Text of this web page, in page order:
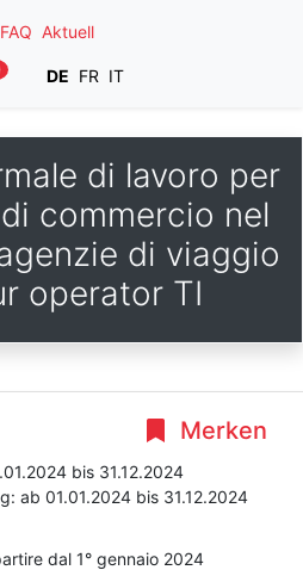
FAQ Aktuell
DE FR IT
di lavoro per
commercio nel
di viaggio
operator TI
Merken
bis 31.12.2024
ab 01.01.2024 bis 31.12.2024
dal 1° gennaio 2024